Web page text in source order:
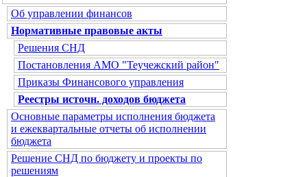
Об управлении финансов
Нормативные правовые акты
Решения СНД
Постановления АМО "Теучежский район"
Приказы Финансового управления
Реестры источн. доходов бюджета
Основные параметры исполнения бюджета
и ежеквартальные отчеты об исполнении
бюджета
Решение СНД по бюджету и проекты по
решениям